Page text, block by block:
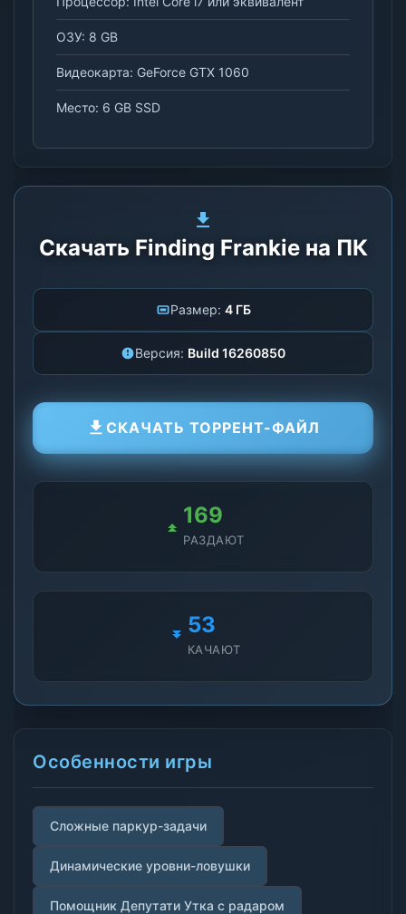
ОЗУ: 8 GB
Видеокарта: GeForce GTX 1060
Место: 6 GB SSD
Скачать Finding Frankie на ПК
Размер: 4 ГБ
Версия: Build 16260850
СКАЧАТЬ ТОРРЕНТ-ФАЙЛ
169
РАЗДАЮТ
53
КАЧАЮТ
Особенности игры
Сложные паркур-задачи
Динамические уровни-ловушки
Помощник Депутати Утка с радаром